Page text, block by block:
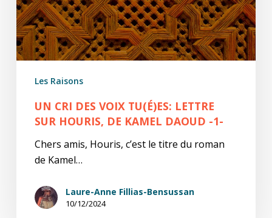
sur
Houris,
de
Kamel
Les Raisons
UN CRI DES VOIX TU(É)ES: LETTRE
SUR HOURIS, DE KAMEL DAOUD -1-
Chers amis, Houris, c’est le titre du roman
de Kamel…
Laure-Anne Fillias-Bensussan
10/12/2024